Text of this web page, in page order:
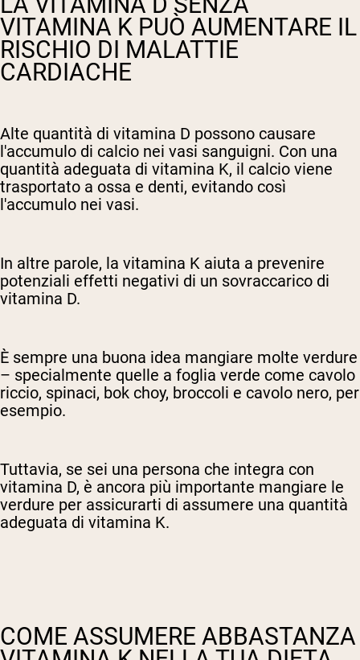
VITAMINA K PUÒ AUMENTARE IL
RISCHIO DI MALATTIE
CARDIACHE
Alte quantità di vitamina D possono causare
l'accumulo di calcio nei vasi sanguigni. Con una
quantità adeguata di vitamina K, il calcio viene
trasportato a ossa e denti, evitando così
l'accumulo nei vasi.
In altre parole, la vitamina K aiuta a prevenire
potenziali effetti negativi di un sovraccarico di
vitamina D.
È sempre una buona idea mangiare molte verdure
– specialmente quelle a foglia verde come cavolo
riccio, spinaci, bok choy, broccoli e cavolo nero, per
esempio.
Tuttavia, se sei una persona che integra con
vitamina D, è ancora più importante mangiare le
verdure per assicurarti di assumere una quantità
adeguata di vitamina K.
COME ASSUMERE ABBASTANZA